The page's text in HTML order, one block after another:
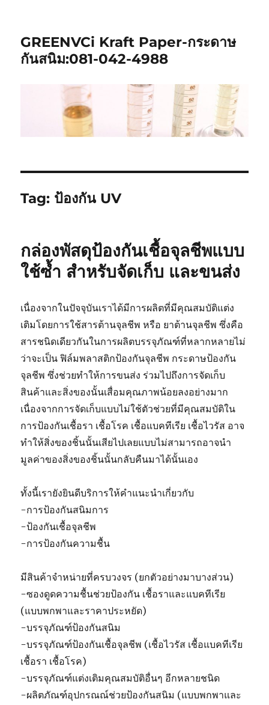
GREENVCi Kraft Paper-กระดาษ
กันสนิม:081-042-4988
Tag: ป้องกัน UV
กล่องพัสดุป้องกันเชื้อจุลชีพแบบ
ใช้ซ้ำ สำหรับจัดเก็บ และขนส่ง
เนื่องจากในปัจจุบันเราได้มีการผลิตที่มีคุณสมบัติแต่ง
เติมโดยการใช้สารต้านจุลชีพ หรือ ยาต้านจุลชีพ ซึ่งคือ
สารชนิดเดียวกันในการผลิตบรรจุภัณฑ์ที่หลากหลายไม่
ว่าจะเป็น ฟิล์มพลาสติกป้องกันจุลชีพ กระดาษป้องกัน
จุลชีพ ซึ่งช่วยทำให้การขนส่ง ร่วมไปถึงการจัดเก็บ
สินค้าและสิ่งของนั้นเสื่อมคุณภาพน้อยลงอย่างมาก
เนื่องจากการจัดเก็บแบบไม่ใช้ตัวช่วยที่มีคุณสมบัติใน
การป้องกันเชื้อรา เชื้อโรค เชื้อแบคทีเรีย เชื้อไวรัส อาจ
ทำให้สิ่งของชิ้นนั้นเสียไปเลยแบบไม่สามารถอาจนำ
มูลค่าของสิ่งของชิ้นนั้นกลับคืนมาได้นั้นเอง
ทั้งนี้เรายังยินดีบริการให้คำแนะนำเกี่ยวกับ
-การป้องกันสนิมการ
-ป้องกันเชื้อจุลชีพ
-การป้องกันความชื้น
มีสินค้าจำหน่ายที่ครบวงจร (ยกตัวอย่างมาบางส่วน)
-ซองดูดความชื้นช่วยป้องกัน เชื้อราและแบคทีเรีย
(แบบพกพาและราคาประหยัด)
-บรรจุภัณฑ์ป้องกันสนิม
-บรรจุภัณฑ์ป้องกันเชื้อจุลชีพ (เชื้อไวรัส เชื้อแบคทีเรีย
เชื้อรา เชื้อโรค)
-บรรจุภัณฑ์แต่งเติมคุณสมบัติอื่นๆ อีกหลายชนิด
-ผลิตภัณฑ์อุปกรณณ์ช่วยป้องกันสนิม (แบบพกพาและ